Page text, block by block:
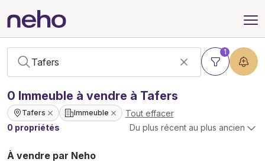
1
0 Immeuble à vendre à Tafers
Tafers Immeuble
Tout effacer
0 propriétés
Du plus récent au plus ancien
À vendre par Neho